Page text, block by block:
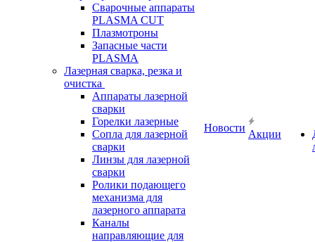
Сварочные аппараты
PLASMA CUT
Плазмотроны
Запасные части
PLASMA
Лазерная сварка, резка и
очистка
Аппараты лазерной
сварки
Горелки лазерные
Сопла для лазерной
сварки
Линзы для лазерной
сварки
Ролики подающего
механизма для
лазерного аппарата
Каналы
направляющие для
Новости
Акции